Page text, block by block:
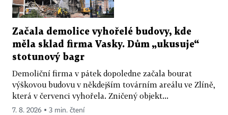
Začala demolice vyhořelé budovy, kde
měla sklad firma Vasky. Dům „ukusuje“
stotunový bagr
Demoliční firma v pátek dopoledne začala bourat
výškovou budovu v někdejším továrním areálu ve Zlíně,
která v červenci vyhořela. Zničený objekt...
7. 8. 2026 ▪ 3 min. čtení